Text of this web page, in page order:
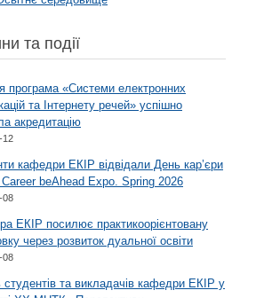
та події
програма «Системи електронних
та Інтернету речей» успішно
акредитацію
12
кафедри ЕКІР відвідали День кар’єри
beAhead Expo. Spring 2026
08
ЕКІР посилює практикоорієнтовану
через розвиток дуальної освіти
08
студентів та викладачів кафедри ЕКІР у